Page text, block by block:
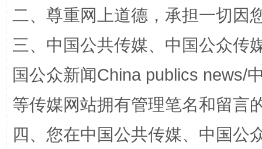
“蜀中异人”王建安的艺术幻境
二、尊重网上道德，承担一切因
三、中国公共传媒、中国公众传
国公众新闻China publics news/
等传媒网站拥有管理笔名和留言
四、您在中国公共传媒、中国公